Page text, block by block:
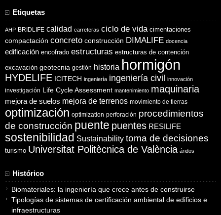
Etiquetas
AHP BRIDLIFE calidad carreteras ciclo de vida cimentaciones
compactación concreto construcción DIMALIFE docencia
edificación encofrado estructuras estructuras de contención
excavación geotecnia gestión historia hormigón
HYDELIFE ICITECH ingeniería ingeniería civil innovación
investigación Life Cycle Assessment mantenimiento maquinaria
mejora de suelos mejora de terrenos movimiento de tierras
optimización optimization perforación procedimientos
de construcción puente puentes RESILIFE
sostenibilidad Sustainability toma de decisiones
turismo Universitat Politècnica de València áridos
Histórico
Biomateriales: la ingeniería que crece antes de construirse
Tipologías de sistemas de certificación ambiental de edificios e
infraestructuras